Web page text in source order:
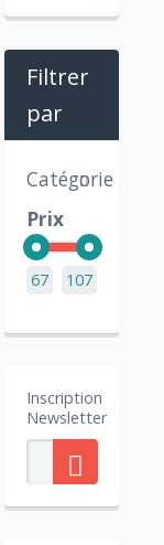
Filtrer
par
Catégorie
Prix
67 107
Inscription
Newsletter